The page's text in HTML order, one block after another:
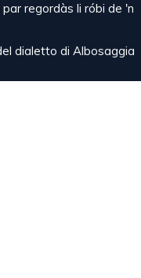
regordàs li róbi de 'n
dialetto di Albosaggia